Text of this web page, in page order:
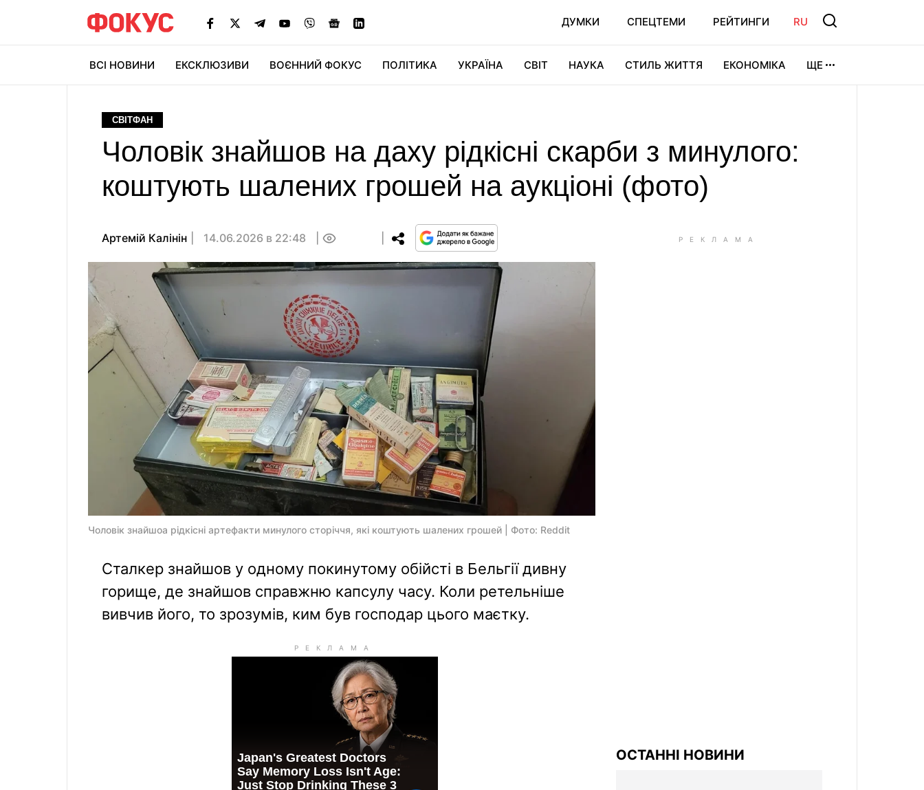
ДУМКИ СПЕЦТЕМИ РЕЙТИНГИ RU
ВСІ НОВИНИ ЕКСКЛЮЗИВИ ВОЄННИЙ ФОКУС ПОЛІТИКА УКРАЇНА СВІТ НАУКА СТИЛЬ ЖИТТЯ ЕКОНОМІКА ЩЕ
СВІТФАН
Чоловік знайшов на даху рідкісні скарби з минулого:
коштують шалених грошей на аукціоні (фото)
Артемій Калінін 14.06.2026 в 22:48
Чоловік знайшоа рідкісні артефакти минулого сторіччя, які коштують шалених грошей | Фото: Reddit
Сталкер знайшов у одному покинутому обійсті в Бельгії дивну
горище, де знайшов справжню капсулу часу. Коли ретельніше
вивчив його, то зрозумів, ким був господар цього маєтку.
ОСТАННІ НОВИНИ